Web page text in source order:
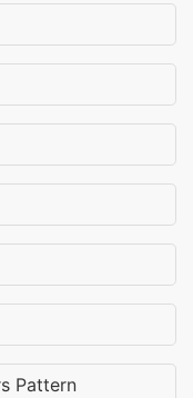
Pattern